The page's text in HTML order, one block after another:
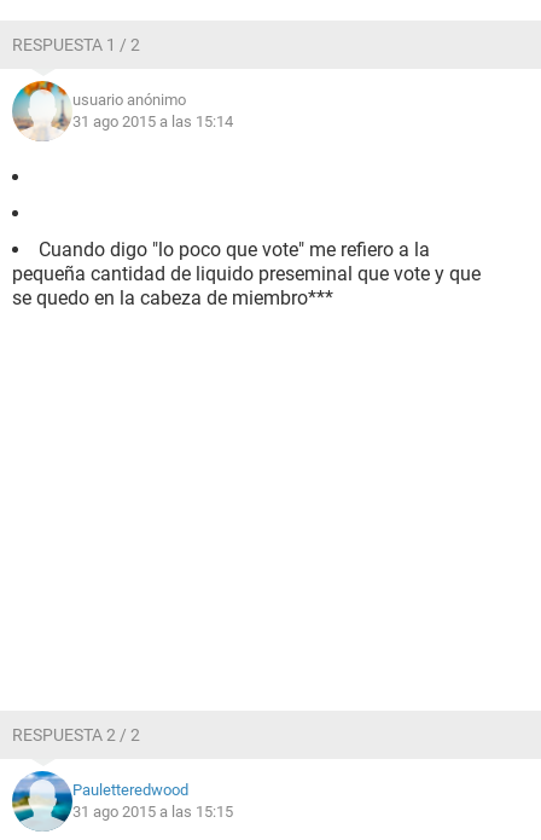
RESPUESTA 1 / 2
usuario anónimo
31 ago 2015 a las 15:14
Cuando digo "lo poco que vote" me refiero a la
pequeña cantidad de liquido preseminal que vote y que
se quedo en la cabeza de miembro***
RESPUESTA 2 / 2
Pauletteredwood
31 ago 2015 a las 15:15